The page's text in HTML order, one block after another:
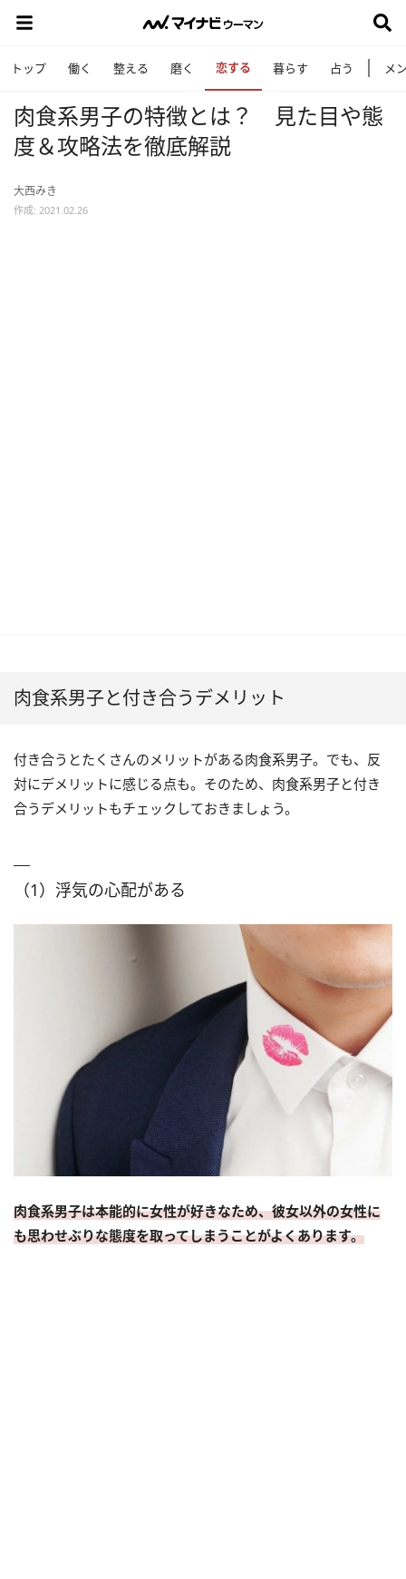
トップ 働く 整える 磨く 恋する 暮らす 占う メ
肉食系男子の特徴とは？ 見た目や態
度＆攻略法を徹底解説
大西みき
作成: 2021.02.26
肉食系男子と付き合うデメリット
付き合うとたくさんのメリットがある肉食系男子。でも、反
対にデメリットに感じる点も。そのため、肉食系男子と付き
合うデメリットもチェックしておきましょう。
（1）浮気の心配がある
肉食系男子は本能的に女性が好きなため、彼女以外の女性に
も思わせぶりな態度を取ってしまうことがよくあります。